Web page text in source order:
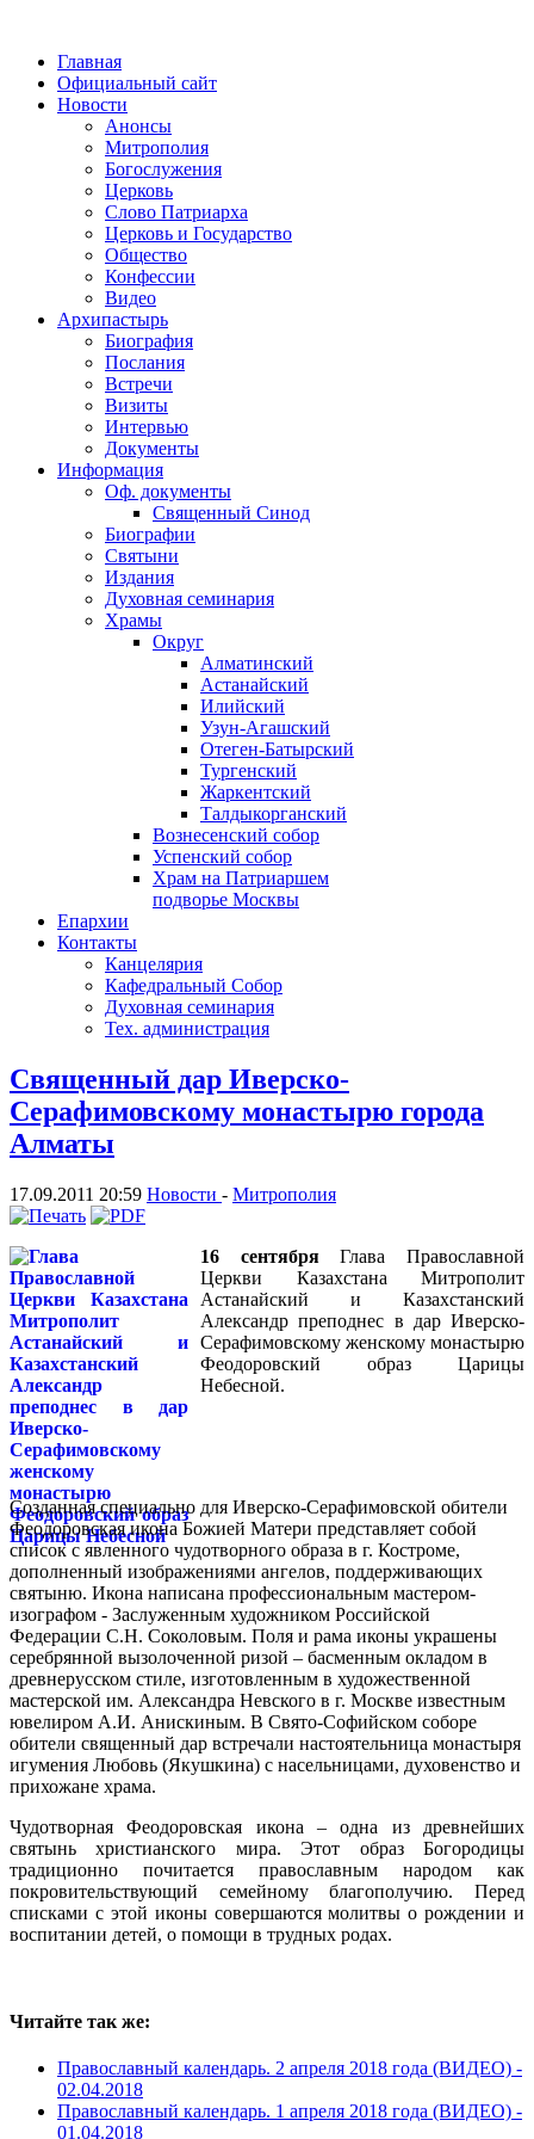
Главная
Официальный сайт
Новости
Анонсы
Митрополия
Богослужения
Церковь
Слово Патриарха
Церковь и Государство
Общество
Конфессии
Видео
Архипастырь
Биография
Послания
Встречи
Визиты
Интервью
Документы
Информация
Оф. документы
Священный Синод
Биографии
Святыни
Издания
Духовная семинария
Храмы
Округ
Алматинский
Астанайский
Илийский
Узун-Агашский
Отеген-Батырский
Тургенский
Жаркентский
Талдыкорганский
Вознесенский собор
Успенский собор
Храм на Патриаршем
подворье Москвы
Епархии
Контакты
Канцелярия
Кафедральный Собор
Духовная семинария
Тех. администрация
Священный дар Иверско-
Серафимовскому монастырю города
Алматы
17.09.2011 20:59 Новости - Митрополия
16 сентябряГлава Православной
Церкви Казахстана Митрополит
Астанайский и Казахстанский
Александр преподнес в дар Иверско-
Серафимовскому женскому монастырю
Феодоровский образ Царицы
Небесной.
Созданная специально для Иверско-Серафимовской обители
Феодоровская икона Божией Матери представляет собой
список с явленного чудотворного образа в г. Костроме,
дополненный изображениями ангелов, поддерживающих
святыню. Икона написана профессиональным мастером-
изографом - Заслуженным художником Российской
Федерации С.Н. Соколовым. Поля и рама иконы украшены
серебрянной вызолоченной ризой – басменным окладом в
древнерусском стиле, изготовленным в художественной
мастерской им. Александра Невского в г. Москве известным
ювелиром А.И. Анискиным. В Свято-Софийском соборе
обители священный дар встречали настоятельница монастыря
игумения Любовь (Якушкина) с насельницами, духовенство и
прихожане храма.
Чудотворная Феодоровская икона – одна из древнейших
святынь христианского мира. Этот образ Богородицы
традиционно почитается православным народом как
покровительствующий семейному благополучию. Перед
списками с этой иконы совершаются молитвы о рождении и
воспитании детей, о помощи в трудных родах.
Читайте так же:
Православный календарь. 2 апреля 2018 года (ВИДЕО) -
02.04.2018
Православный календарь. 1 апреля 2018 года (ВИДЕО) -
01.04.2018